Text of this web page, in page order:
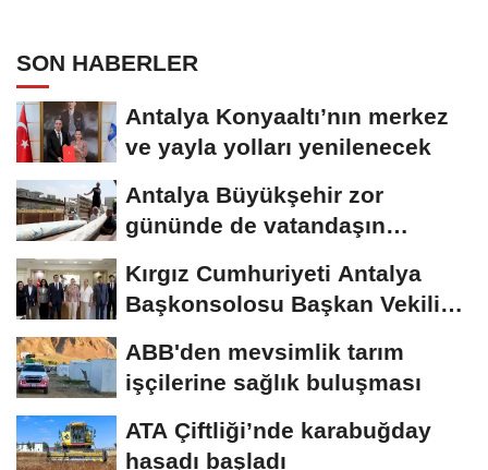
SON HABERLER
Antalya Konyaaltı’nın merkez
ve yayla yolları yenilenecek
Antalya Büyükşehir zor
gününde de vatandaşın
Kırgız Cumhuriyeti Antalya
Başkonsolosu Başkan Vekili
ABB'den mevsimlik tarım
işçilerine sağlık buluşması
ATA Çiftliği’nde karabuğday
hasadı başladı